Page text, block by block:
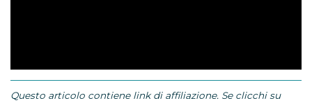
Questo articolo contiene link di affiliazione. Se clicchi su